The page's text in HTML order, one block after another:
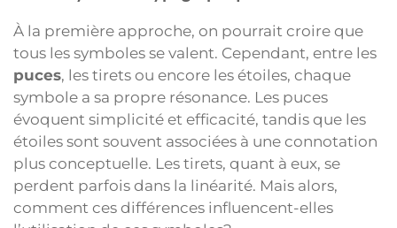
À la première approche, on pourrait croire que
tous les symboles se valent. Cependant, entre les
puces, les tirets ou encore les étoiles, chaque
symbole a sa propre résonance. Les puces
évoquent simplicité et efficacité, tandis que les
étoiles sont souvent associées à une connotation
plus conceptuelle. Les tirets, quant à eux, se
perdent parfois dans la linéarité. Mais alors,
comment ces différences influencent-elles